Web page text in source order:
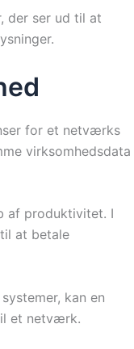
der ser ud til at
for et netværks
virksomhedsdata
af produktivitet. I
at betale
kan en
et netværk.